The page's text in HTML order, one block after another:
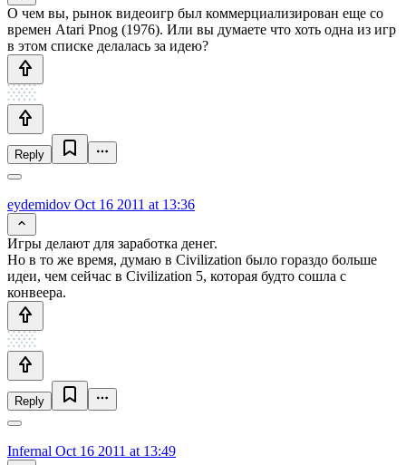
О чем вы, рынок видеоигр был коммерциализирован еще со
времен Atari Pnog (1976). Или вы думаете что хоть одна из игр
в этом списке делалась за идею?
Reply
eydemidov Oct 16 2011 at 13:36
Игры делают для заработка денег.
Но в то же время, думаю в Civilization было гораздо больше
идеи, чем сейчас в Civilization 5, которая будто сошла с
конвеера.
Reply
Infernal Oct 16 2011 at 13:49